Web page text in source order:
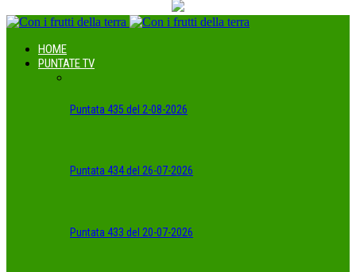
HOME
PUNTATE TV
Puntata 435 del 2-08-2026
Puntata 434 del 26-07-2026
Puntata 433 del 20-07-2026